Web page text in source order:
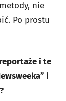
nie
Po prostu
i te
i